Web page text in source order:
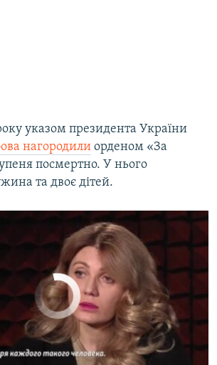
указом президента України
нагородили орденом «За
посмертно. У нього
та двоє дітей.
source currently available